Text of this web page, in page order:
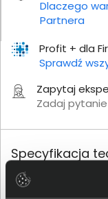
Profit + dla
Sprawdź
Zapytaj
Zadaj pytanie
Dlaczego
Partnera
Specyfikacja